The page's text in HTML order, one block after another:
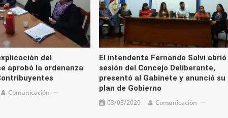
del
aprobó la ordenanza
Comunicación
El intendente Fernando Salvi abrió
sesión del Concejo Deliberante,
presentó al Gabinete y anunció su
plan de Gobierno
03/03/2020 Comunicación